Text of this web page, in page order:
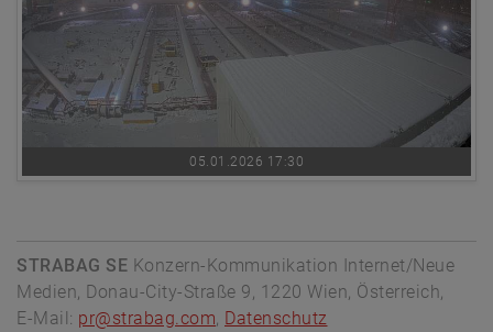
05.01.2026 17:30
STRABAG SE Konzern-Kommunikation Internet/Neue
Medien, Donau-City-Straße 9, 1220 Wien, Österreich,
E-Mail: pr@strabag.com, Datenschutz